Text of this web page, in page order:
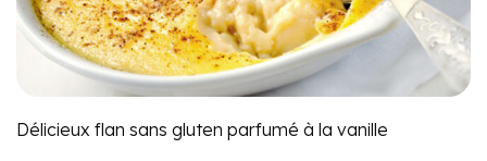
Délicieux flan sans gluten parfumé à la vanille